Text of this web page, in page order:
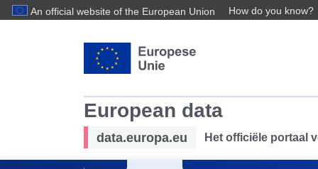
An official website of the European Union How do you know?
European data
data.europa.eu Het officiële portaal